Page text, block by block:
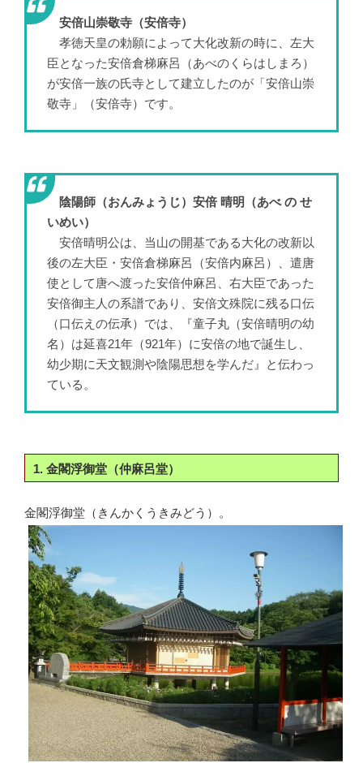
安倍山崇敬寺（安倍寺）
孝徳天皇の勅願によって大化改新の時に、左大
臣となった安倍倉梯麻呂（あべのくらはしまろ）
が安倍一族の氏寺として建立したのが「安倍山崇
敬寺」（安倍寺）です。
陰陽師（おんみょうじ）安倍 晴明（あべ の せ
いめい）
安倍晴明公は、当山の開基である大化の改新以
後の左大臣・安倍倉梯麻呂（安倍内麻呂）、遣唐
使として唐へ渡った安倍仲麻呂、右大臣であった
安倍御主人の系譜であり、安倍文殊院に残る口伝
（口伝えの伝承）では、『童子丸（安倍晴明の幼
名）は延喜21年（921年）に安倍の地で誕生し、
幼少期に天文観測や陰陽思想を学んだ』と伝わっ
ている。
1. 金閣浮御堂（仲麻呂堂）
金閣浮御堂（きんかくうきみどう）。